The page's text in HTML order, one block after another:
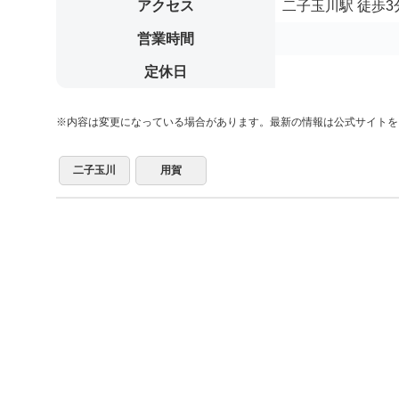
アクセス 二子玉川駅 徒歩3
営業時間
定休日
※内容は変更になっている場合があります。最新の情報は公式サイトを
二子玉川 用賀